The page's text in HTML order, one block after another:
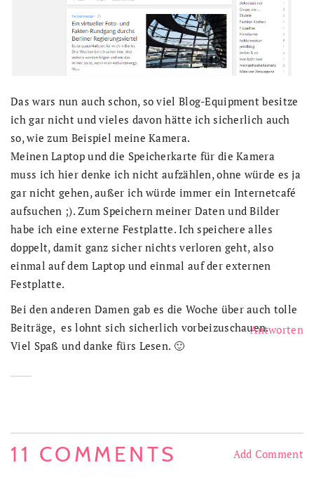
Das wars nun auch schon, so viel Blog-Equipment besitze
ich gar nicht und vieles davon hätte ich sicherlich auch
so, wie zum Beispiel meine Kamera.
Meinen Laptop und die Speicherkarte für die Kamera
muss ich hier denke ich nicht aufzählen, ohne würde es ja
gar nicht gehen, außer ich würde immer ein Internetcafé
aufsuchen ;). Zum Speichern meiner Daten und Bilder
habe ich eine externe Festplatte. Ich speichere alles
doppelt, damit ganz sicher nichts verloren geht, also
einmal auf dem Laptop und einmal auf der externen
Festplatte.
Bei den anderen Damen gab es die Woche über auch tolle
Beiträge, es lohnt sich sicherlich vorbeizuschauen.
Viel Spaß und danke fürs Lesen. 🙂
11 COMMENTS Add Comment
Antworten